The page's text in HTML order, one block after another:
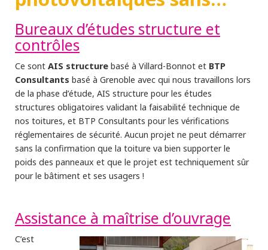
Bureaux d’études structure et
contrôles
Ce sont AIS structure basé à Villard-Bonnot et BTP
Consultants basé à Grenoble avec qui nous travaillons lors
de la phase d’étude, AIS structure pour les études
structures obligatoires validant la faisabilité technique de
nos toitures, et BTP Consultants pour les vérifications
réglementaires de sécurité. Aucun projet ne peut démarrer
sans la confirmation que la toiture va bien supporter le
poids des panneaux et que le projet est techniquement sûr
pour le bâtiment et ses usagers !
Assistance à maîtrise d’ouvrage
C’est